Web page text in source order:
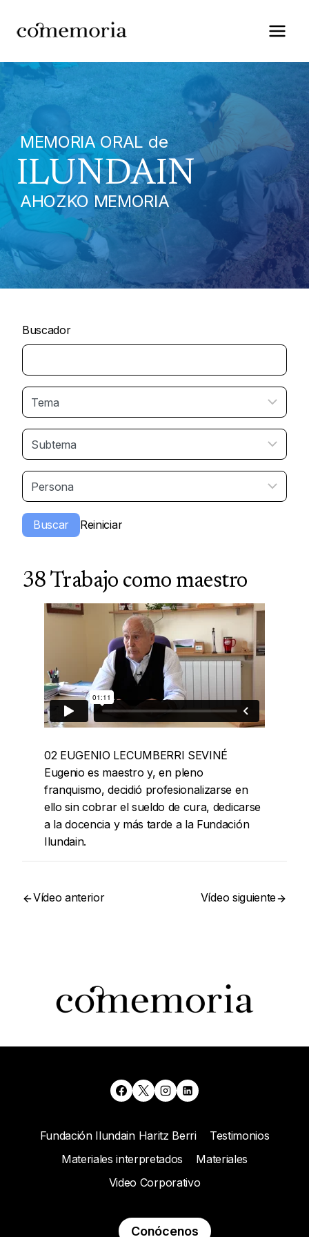
contenido
MEMORIA ORAL de
ILUNDAIN
AHOZKO MEMORIA
Buscador
38 Trabajo como maestro
02 EUGENIO LECUMBERRI SEVINÉ
Eugenio es maestro y, en pleno
franquismo, decidió profesionalizarse en
ello sin cobrar el sueldo de cura, dedicarse
a la docencia y más tarde a la Fundación
Ilundain.
Vídeo anterior Vídeo siguiente
Fundación Ilundain Haritz Berri
Testimonios
Materiales interpretados
Materiales
Video Corporativo
Conócenos